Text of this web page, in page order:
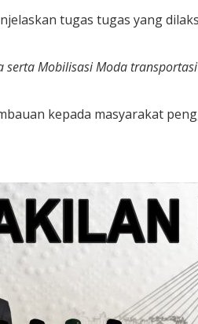
tugas tugas yang
Mobilisasi Moda
kepada masyarakat